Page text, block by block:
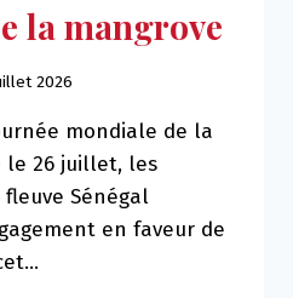
la mangrove
2026
mondiale de la
le 26 juillet, les
Sénégal
en faveur de